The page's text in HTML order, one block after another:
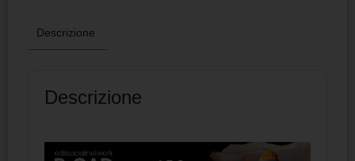
Descrizione
Descrizione